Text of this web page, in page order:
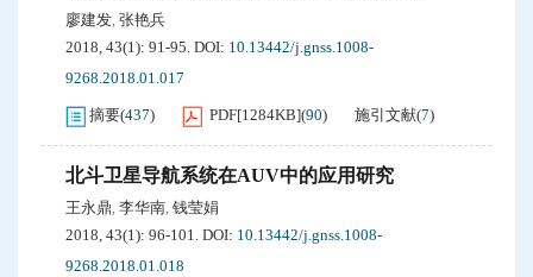
廖建发, 张艳兵
2018, 43(1): 91-95. DOI: 10.13442/j.gnss.1008-
9268.2018.01.017
摘要(437) PDF[1284KB](90) 施引文献(7)
北斗卫星导航系统在AUV中的应用研究
王永鼎, 李华南, 钱莹娟
2018, 43(1): 96-101. DOI: 10.13442/j.gnss.1008-
9268.2018.01.018